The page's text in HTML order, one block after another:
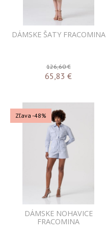
DÁMSKE ŠATY FRACOMINA
126,60 €
65,83 €
Zľava -48%
DÁMSKE NOHAVICE
FRACOMINA